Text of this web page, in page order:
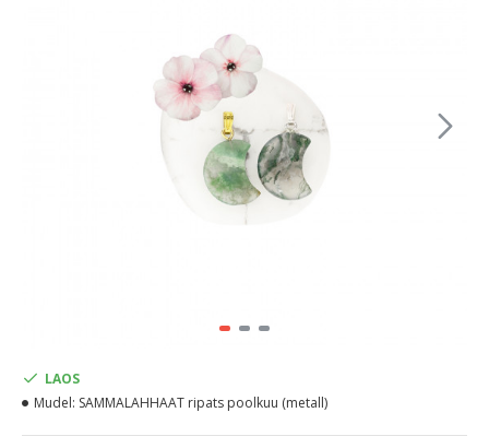
LAOS
Mudel: SAMMALAHHAAT ripats poolkuu (metall)